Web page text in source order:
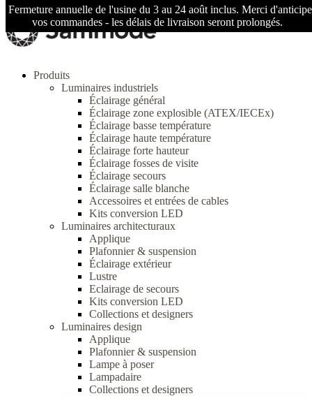
Fermeture annuelle de l'usine du 3 au 24 août inclus. Merci
vos commandes - les délais de livraison seront prolongés.
Produits
Luminaires industriels
Éclairage général
Éclairage zone explosible (ATEX/IECEx)
Éclairage basse température
Éclairage haute température
Éclairage forte hauteur
Éclairage fosses de visite
Éclairage secours
Éclairage salle blanche
Accessoires et entrées de cables
Kits conversion LED
Luminaires architecturaux
Applique
Plafonnier & suspension
Éclairage extérieur
Lustre
Eclairage de secours
Kits conversion LED
Collections et designers
Luminaires design
Applique
Plafonnier & suspension
Lampe à poser
Lampadaire
Collections et designers